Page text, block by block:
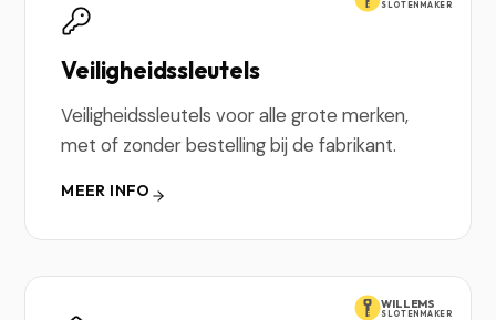
SLOTENMAKER
Veiligheidssleutels
Veiligheidssleutels voor alle grote merken,
met of zonder bestelling bij de fabrikant.
MEER INFO
WILLEMS
SLOTENMAKER